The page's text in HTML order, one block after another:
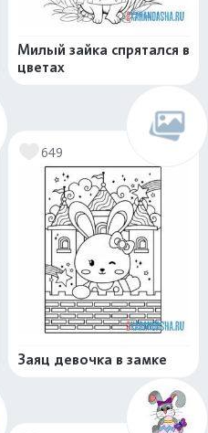
Милый зайка спрятался в
цветах
649
Заяц девочка в замке